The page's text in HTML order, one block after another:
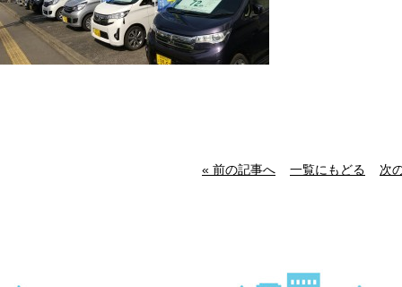
« 前の記事へ 一覧にもどる 次